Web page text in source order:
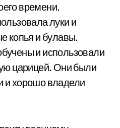
времени.
луки и
копья и булавы.
и использовали
царицей. Они были
и хорошо владели